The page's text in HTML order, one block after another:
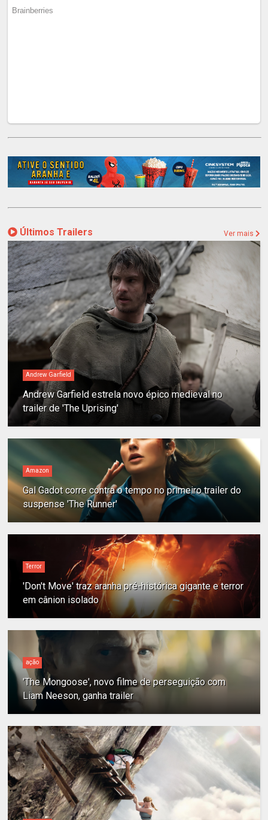
Últimos Trailers Ver mais
Andrew Garfield
Andrew Garfield estrela novo épico medieval no
trailer de 'The Uprising'
Amazon
Gal Gadot corre contra o tempo no primeiro trailer do
suspense 'The Runner'
Terror
'Don't Move' traz aranha pré-histórica gigante e terror
em cânion isolado
ação
'The Mongoose', novo filme de perseguição com
Liam Neeson, ganha trailer